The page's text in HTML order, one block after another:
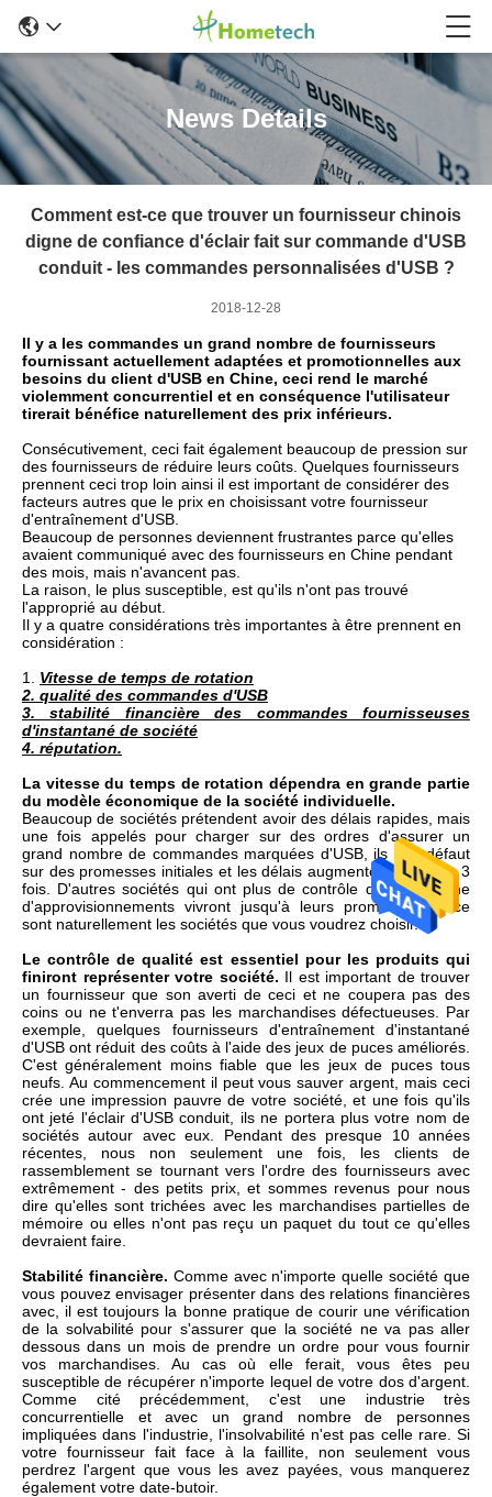
News Details
Comment est-ce que trouver un fournisseur chinois
digne de confiance d'éclair fait sur commande d'USB
conduit - les commandes personnalisées d'USB ?
2018-12-28
Il y a les commandes un grand nombre de fournisseurs
fournissant actuellement adaptées et promotionnelles aux
besoins du client d'USB en Chine, ceci rend le marché
violemment concurrentiel et en conséquence l'utilisateur
tirerait bénéfice naturellement des prix inférieurs.
Consécutivement, ceci fait également beaucoup de pression sur
des fournisseurs de réduire leurs coûts. Quelques fournisseurs
prennent ceci trop loin ainsi il est important de considérer des
facteurs autres que le prix en choisissant votre fournisseur
d'entraînement d'USB.
Beaucoup de personnes deviennent frustrantes parce qu'elles
avaient communiqué avec des fournisseurs en Chine pendant
des mois, mais n'avancent pas.
La raison, le plus susceptible, est qu'ils n'ont pas trouvé
l'approprié au début.
Il y a quatre considérations très importantes à être prennent en
considération :
1. Vitesse de temps de rotation
2. qualité des commandes d'USB
3. stabilité financière des commandes fournisseuses
d'instantané de société
4. réputation.
La vitesse du temps de rotation dépendra en grande partie
du modèle économique de la société individuelle.
Beaucoup de sociétés prétendent avoir des délais rapides, mais
une fois appelés pour charger sur des ordres d'assurer un
grand nombre de commandes marquées d'USB, ils font défaut
sur des promesses initiales et les délais augmentent par 2 ou 3
fois. D'autres sociétés qui ont plus de contrôle de leur chaîne
d'approvisionnements vivront jusqu'à leurs promesses et ce
sont naturellement les sociétés que vous voudrez choisir.
Le contrôle de qualité est essentiel pour les produits qui
finiront représenter votre société. Il est important de trouver
un fournisseur que son averti de ceci et ne coupera pas des
coins ou ne t'enverra pas les marchandises défectueuses. Par
exemple, quelques fournisseurs d'entraînement d'instantané
d'USB ont réduit des coûts à l'aide des jeux de puces améliorés.
C'est généralement moins fiable que les jeux de puces tous
neufs. Au commencement il peut vous sauver argent, mais ceci
crée une impression pauvre de votre société, et une fois qu'ils
ont jeté l'éclair d'USB conduit, ils ne portera plus votre nom de
sociétés autour avec eux. Pendant des presque 10 années
récentes, nous non seulement une fois, les clients de
rassemblement se tournant vers l'ordre des fournisseurs avec
extrêmement - des petits prix, et sommes revenus pour nous
dire qu'elles sont trichées avec les marchandises partielles de
mémoire ou elles n'ont pas reçu un paquet du tout ce qu'elles
devraient faire.
Stabilité financière. Comme avec n'importe quelle société que
vous pouvez envisager présenter dans des relations financières
avec, il est toujours la bonne pratique de courir une vérification
de la solvabilité pour s'assurer que la société ne va pas aller
dessous dans un mois de prendre un ordre pour vous fournir
vos marchandises. Au cas où elle ferait, vous êtes peu
susceptible de récupérer n'importe lequel de votre dos d'argent.
Comme cité précédemment, c'est une industrie très
concurrentielle et avec un grand nombre de personnes
impliquées dans l'industrie, l'insolvabilité n'est pas celle rare. Si
votre fournisseur fait face à la faillite, non seulement vous
perdrez l'argent que vous les avez payées, vous manquerez
également votre date-butoir.